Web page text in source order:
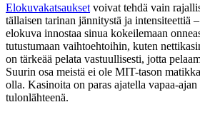
Elokuvakatsaukset voivat tehdä vain
tällaisen tarinan jännitystä ja intensiteettiä
elokuva innostaa sinua kokeilemaan
tutustumaan vaihtoehtoihin, kuten
on tärkeää pelata vastuullisesti, jotta
Suurin osa meistä ei ole MIT-tason
olla. Kasinoita on paras ajatella vapaa-
tulonlähteenä.